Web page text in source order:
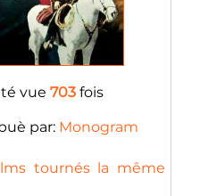
vue 703fois
par: Monogram
tournés la même